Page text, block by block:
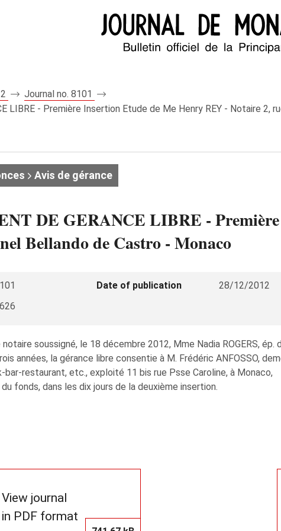
Journal no. 8101
LIBRE - Première Insertion Etude de Me Henry REY - Notaire 2,
Avis de gérance
DE GERANCE LIBRE -
Bellando de Castro - Monaco
Date of publication 28/12/2012
soussigné, le 18 décembre 2012, Mme Nadia ROGERS, ép.
années, la gérance libre consentie à M. Frédéric ANFOSSO,
restaurant, etc., exploité 11 bis rue Psse Caroline, à Monaco,
fonds, dans les dix jours de la deuxième insertion.
View journal
in PDF format